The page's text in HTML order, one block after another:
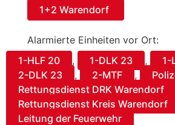
1+2 Warendorf
Alarmierte Einheiten vor Ort:
1-HLF 20
, 1-DLK 23 , 1-
2-DLK 23
, 2-MTF ,
Rettungsdienst DRK Warendorf
Rettungsdienst Kreis Warendorf
Leitung der Feuerwehr